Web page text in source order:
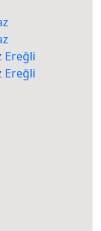
Ereğli
Ereğli